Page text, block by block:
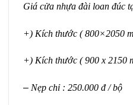
Giá cửa nhựa đài loan đúc
+) Kích thước ( 800×2050
+) Kích thước ( 900 x 2150
– Nẹp chỉ : 250.000 đ / bộ